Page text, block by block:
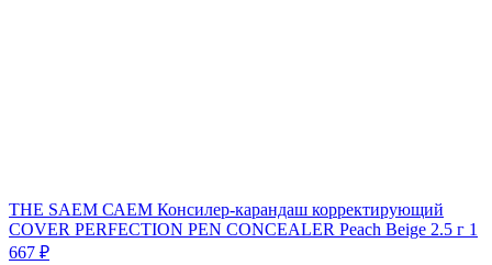
THE SAEM САЕМ Консилер-карандаш корректирующий
COVER PERFECTION PEN CONCEALER Peach Beige 2.5 г 1
667 ₽